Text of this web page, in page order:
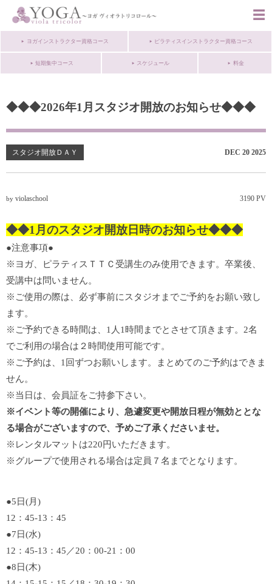
ヨガインストラクター資格コース ピラティスインストラクター資格コース
短期集中コース スケジュール 料金
◆◆◆2026年1月スタジオ開放のお知らせ◆◆◆
スタジオ開放ＤＡＹ DEC 20 2025
by violaschool 3190 PV
◆◆1 月のスタジオ開放日時のお知らせ◆◆◆
●注意事項●
※ヨガ、ピラティスＴＴＣ受講生のみ使用できます。卒業後、
受講中は問いません。
※ご使用の際は、必ず事前にスタジオまでご予約をお願い致し
ます。
※ご予約できる時間は、1人1時間までとさせて頂きます。2名
でご利用の場合は２時間使用可能です。
※ご予約は、1回ずつお願いします。まとめてのご予約はできま
せん。
※当日は、会員証をご持参下さい。
※イベント等の開催により、急遽変更や開放日程が無効ととな
る場合がございますので、予めご了承くださいませ。
※レンタルマットは220円いただきます。
※グループで使用される場合は定員７名までとなります。
●5日(月)
12：45-13：45
●7日(水)
12：45-13：45／20：00-21：00
●8日(木)